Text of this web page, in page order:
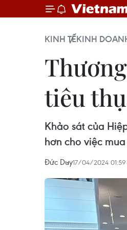
KINH TẾKINH
tiêu
Khảo sát của
hơn cho việc
Đức Duy17/04/2024 01:59